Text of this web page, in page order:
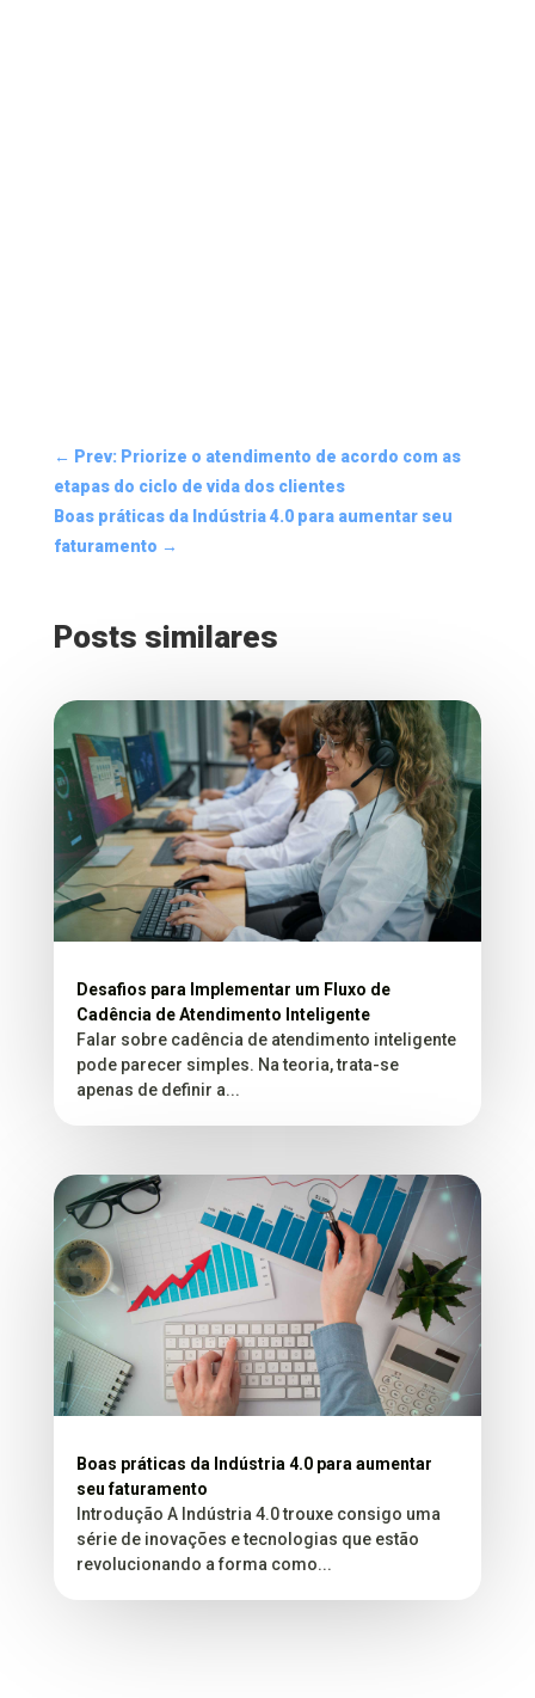
← Prev: Priorize o atendimento de acordo com as
etapas do ciclo de vida dos clientes
Boas práticas da Indústria 4.0 para aumentar seu
faturamento →
Posts similares
Desafios para Implementar um Fluxo de
Cadência de Atendimento Inteligente
Falar sobre cadência de atendimento inteligente
pode parecer simples. Na teoria, trata-se
apenas de definir a...
Boas práticas da Indústria 4.0 para aumentar
seu faturamento
Introdução A Indústria 4.0 trouxe consigo uma
série de inovações e tecnologias que estão
revolucionando a forma como...